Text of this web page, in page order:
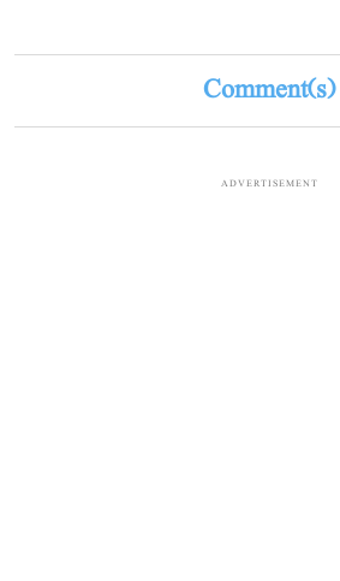
Comment(s)
ADVERTISEMENT